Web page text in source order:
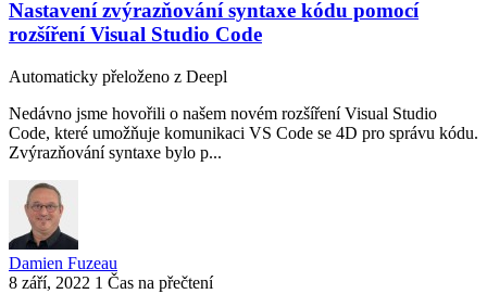
Nastavení zvýrazňování syntaxe kódu pomocí
rozšíření Visual Studio Code
Automaticky přeloženo z Deepl
Nedávno jsme hovořili o našem novém rozšíření Visual Studio
Code, které umožňuje komunikaci VS Code se 4D pro správu kódu.
Zvýrazňování syntaxe bylo p...
Damien Fuzeau
8 září, 2022 1 Čas na přečtení